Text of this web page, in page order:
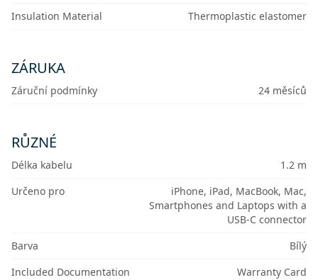
Insulation Material
Thermoplastic elastomer
ZÁRUKA
Záruční podmínky 24 měsíců
RŮZNÉ
Délka kabelu
1.2 m
Určeno pro
iPhone, iPad, MacBook, Mac,
Smartphones and Laptops with a
USB-C connector
Barva
Bílý
Included Documentation
Warranty Card